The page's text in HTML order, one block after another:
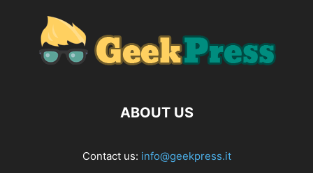
ABOUT US
Contact us: info@geekpress.it